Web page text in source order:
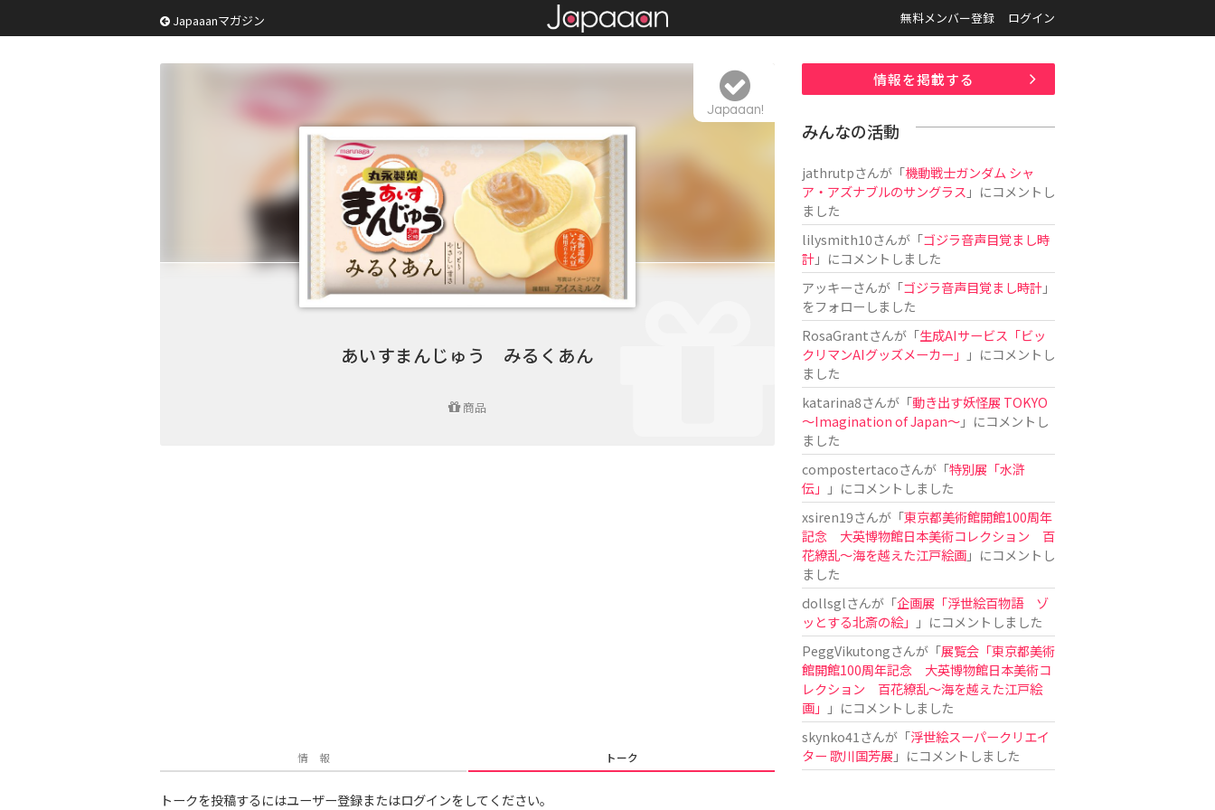
Japaaanマガジン 無料メンバー登録 ログイン
あいすまんじゅう みるくあん
商品
Japaaan!
情 報 トーク
トークを投稿するにはユーザー登録またはログインをしてください。
情報を掲載する
みんなの活動
jathrutpさんが「機動戦士ガンダム シャ
ア・アズナブルのサングラス 」にコメントし
ました
lilysmith10さんが「ゴジラ音声目覚まし時
計」にコメントしました
アッキーさんが「ゴジラ音声目覚まし時計」
をフォローしました
RosaGrantさんが「生成AIサービス「ビッ
クリマンAIグッズメーカー」
」にコメントし
ました
katarina8さんが「動き出す妖怪展 TOKYO
〜Imagination of Japan〜」にコメントし
ました
compostertacoさんが「特別展「水滸
伝」
」にコメントしました
xsiren19さんが「東京都美術館開館100周年
記念 大英博物館日本美術コレクション 百
花繚乱～海を越えた江戸絵画」にコメントし
ました
dollsglさんが「企画展「浮世絵百物語 ゾ
ッとする北斎の絵」
」にコメントしました
PeggVikutongさんが「展覧会「東京都美術
館開館100周年記念 大英博物館日本美術コ
レクション 百花繚乱〜海を越えた江戸絵
画」
」にコメントしました
skynko41 さんが「浮世絵スーパークリエイ
ター 歌川国芳展 」にコメントしました